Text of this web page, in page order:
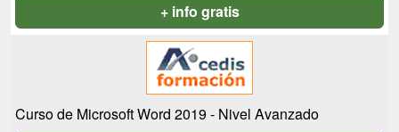
+ info gratis
Curso de Microsoft Word 2019 - Nivel Avanzado